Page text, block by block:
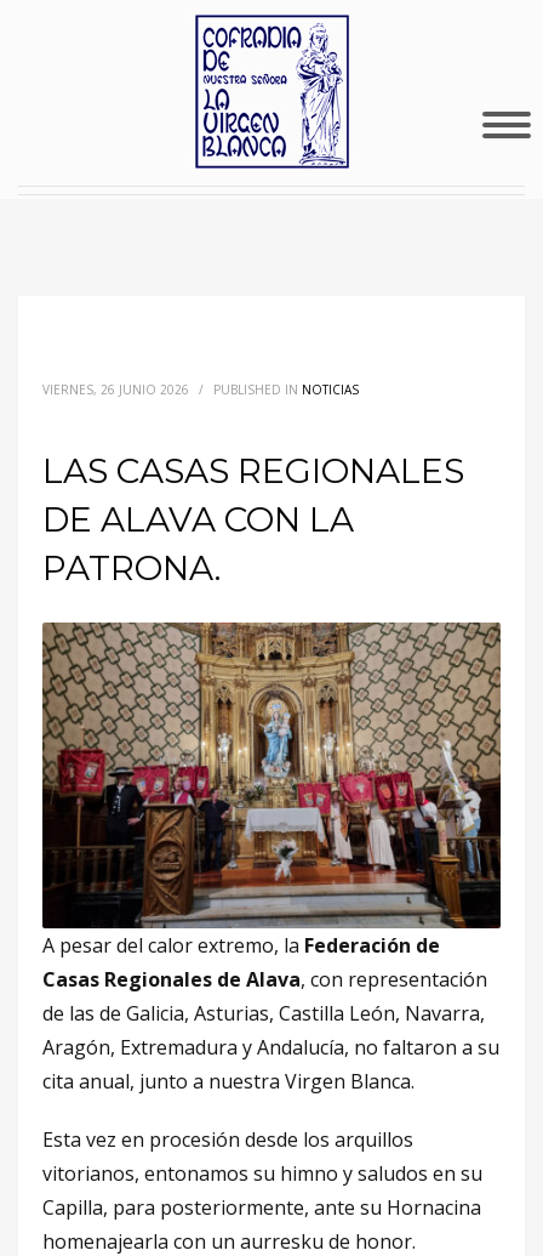
VIERNES, 26 JUNIO 2026 / PUBLISHED IN NOTICIAS
LAS CASAS REGIONALES
DE ALAVA CON LA
PATRONA.
A pesar del calor extremo, la Federación de
Casas Regionales de Alava, con representación
de las de Galicia, Asturias, Castilla León, Navarra,
Aragón, Extremadura y Andalucía, no faltaron a su
cita anual, junto a nuestra Virgen Blanca.
Esta vez en procesión desde los arquillos
vitorianos, entonamos su himno y saludos en su
Capilla, para posteriormente, ante su Hornacina
homenajearla con un aurresku de honor.